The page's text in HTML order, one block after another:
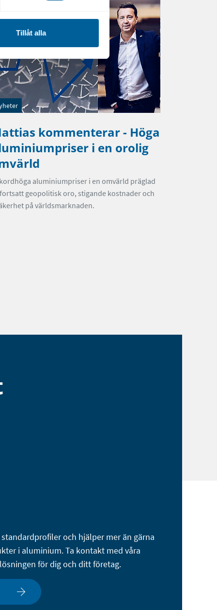
information från din enhet
kombinera informationen
Tillåt alla
kommenterar - Höga
i en orolig
aluminiumpriser i en omvärld präglad
geopolitisk oro, stigande kostnader och
på världsmarknaden.
och hjälper mer än gärna
i aluminium. Ta kontakt med våra
för dig och ditt företag.